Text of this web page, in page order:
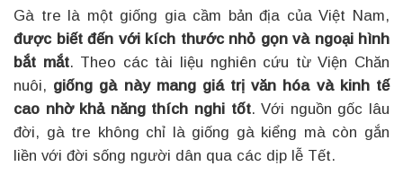
Gà tre là một giống gia cầm bản địa của Việt Nam,
được biết đến với kích thước nhỏ gọn và ngoại hình
bắt mắt. Theo các tài liệu nghiên cứu từ Viện Chăn
nuôi, giống gà này mang giá trị văn hóa và kinh tế
cao nhờ khả năng thích nghi tốt. Với nguồn gốc lâu
đời, gà tre không chỉ là giống gà kiểng mà còn gắn
liền với đời sống người dân qua các dịp lễ Tết.